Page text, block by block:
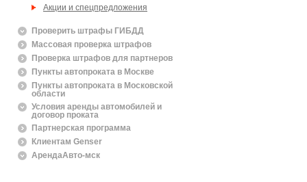
Акции и спецпредложения
Проверить штрафы ГИБДД
Массовая проверка штрафов
Проверка штрафов для партнеров
Пункты автопроката в Москве
Пункты автопроката в Московской
области
Условия аренды автомобилей и
договор проката
Партнерская программа
Клиентам Genser
АрендаАвто-мск